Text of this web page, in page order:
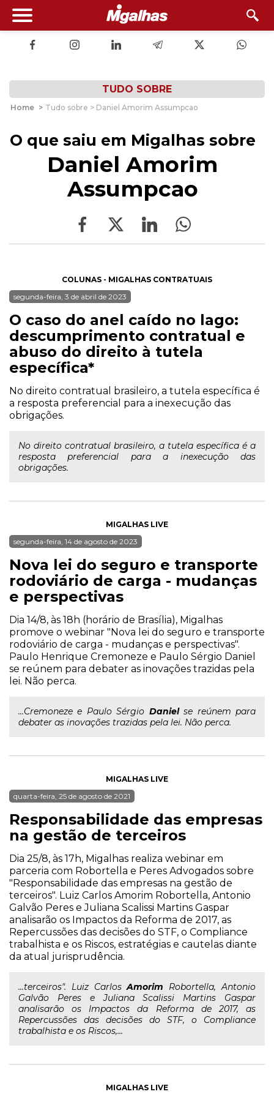
TUDO SOBRE
Home > Tudo sobre > Daniel Amorim Assumpcao
O que saiu em Migalhas sobre
Daniel Amorim
Assumpcao
COLUNAS - MIGALHAS CONTRATUAIS
segunda-feira, 3 de abril de 2023
O caso do anel caído no lago:
descumprimento contratual e
abuso do direito à tutela
específica*
No direito contratual brasileiro, a tutela específica é
a resposta preferencial para a inexecução das
obrigações.
No direito contratual brasileiro, a tutela específica é a
resposta preferencial para a inexecução das
obrigações.
MIGALHAS LIVE
segunda-feira, 14 de agosto de 2023
Nova lei do seguro e transporte
rodoviário de carga - mudanças
e perspectivas
Dia 14/8, às 18h (horário de Brasília), Migalhas
promove o webinar "Nova lei do seguro e transporte
rodoviário de carga - mudanças e perspectivas".
Paulo Henrique Cremoneze e Paulo Sérgio Daniel
se reúnem para debater as inovações trazidas pela
lei. Não perca.
...Cremoneze e Paulo Sérgio Danielse reúnem para
debater as inovações trazidas pela lei. Não perca.
MIGALHAS LIVE
quarta-feira, 25 de agosto de 2021
Responsabilidade das empresas
na gestão de terceiros
Dia 25/8, às 17h, Migalhas realiza webinar em
parceria com Robortella e Peres Advogados sobre
"Responsabilidade das empresas na gestão de
terceiros". Luiz Carlos Amorim Robortella, Antonio
Galvão Peres e Juliana Scalissi Martins Gaspar
analisarão os Impactos da Reforma de 2017, as
Repercussões das decisões do STF, o Compliance
trabalhista e os Riscos, estratégias e cautelas diante
da atual jurisprudência.
...terceiros". Luiz CarlosAmorim Robortella, Antonio
Galvão Peres e Juliana Scalissi Martins Gaspar
analisarão os Impactos da Reforma de 2017, as
Repercussões das decisões do STF, o Compliance
trabalhista e os Riscos,...
MIGALHAS LIVE